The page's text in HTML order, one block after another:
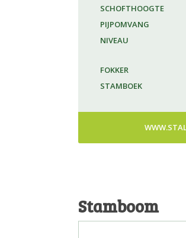
SCHOFTHOOGTE
PIJPOMVANG
NIVEAU
FOKKER
STAMBOEK
Stamboom